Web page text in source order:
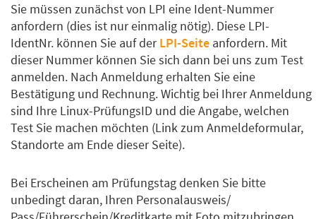
Sie müssen zunächst von LPI eine Ident-Nummer
anfordern (dies ist nur einmalig nötig). Diese LPI-
IdentNr. können Sie auf derLPI-Seite anfordern. Mit
dieser Nummer können Sie sich dann bei uns zum Test
anmelden. Nach Anmeldung erhalten Sie eine
Bestätigung und Rechnung. Wichtig bei Ihrer Anmeldung
sind Ihre Linux-PrüfungsID und die Angabe, welchen
Test Sie machen möchten (Link zum Anmeldeformular,
Standorte am Ende dieser Seite).
Bei Erscheinen am Prüfungstag denken Sie bitte
unbedingt daran, Ihren Personalausweis/